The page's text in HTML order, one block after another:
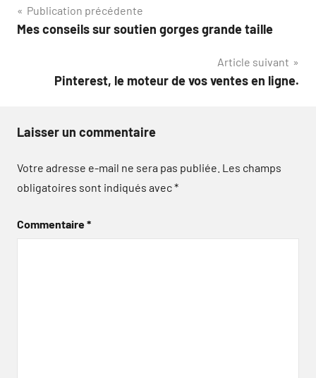
Navigation
de
Publication précédente
Mes conseils sur soutien gorges grande taille
Article suivant
Pinterest, le moteur de vos ventes en ligne.
Laisser un commentaire
Votre adresse e-mail ne sera pas publiée. Les champs
obligatoires sont indiqués avec*
Commentaire*